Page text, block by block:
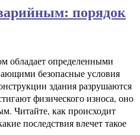
порядок
обладает определенными
безопасные условия
здания разрушаются
физического износа, оно
Читайте, как происходит
последствия влечет такое